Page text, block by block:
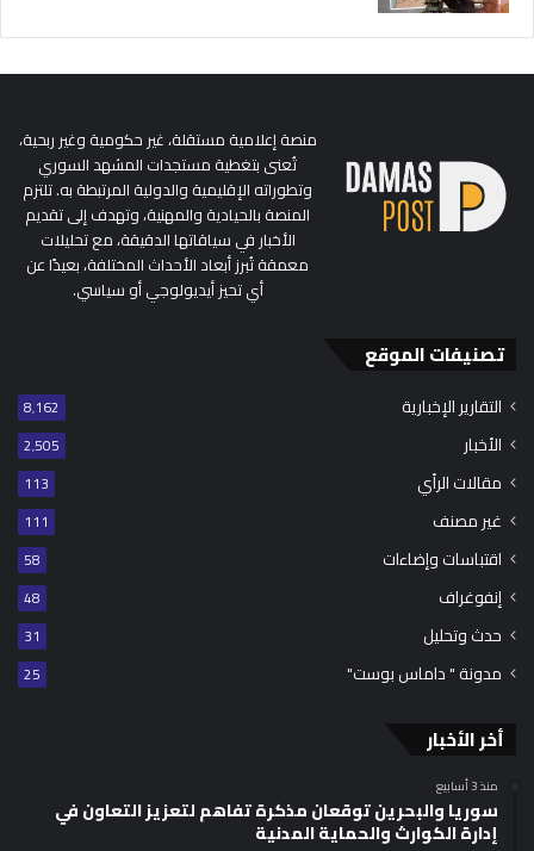
منصة إعلامية مستقلة، غير حكومية وغير ربحية،
تُعنى بتغطية مستجدات المشهد السوري
وتطوراته الإقليمية والدولية المرتبطة به. تلتزم
المنصة بالحيادية والمهنية، وتهدف إلى تقديم
الأخبار في سياقاتها الدقيقة، مع تحليلات
معمقة تُبرز أبعاد الأحداث المختلفة، بعيدًا عن
أي تحيز أيديولوجي أو سياسي.
تصنيفات الموقع
التقارير الإخبارية 8٬162
الأخبار 2٬505
مقالات الرأي 113
غير مصنف 111
اقتباسات وإضاءات 58
إنفوغراف 48
حدث وتحليل 31
مدونة " داماس بوست" 25
أخر الأخبار
منذ 3 أسابيع
سوريا والبحرين توقعان مذكرة تفاهم لتعزيز التعاون في
إدارة الكوارث والحماية المدنية